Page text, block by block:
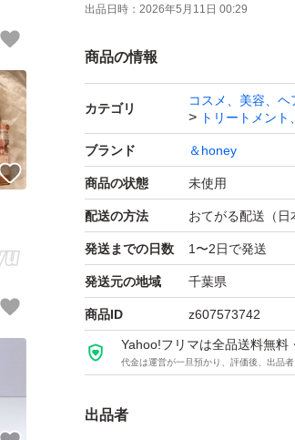
急ぎ、発送の催促はご遠慮くだ
新品未使用ですが、容器表面の
詰め替え用としてご使用いた
くださいますようお願いいたし
・梱包について
プチプチで梱包し、発送いたし
紙製の外袋（ゆうパケットポス
ございます。
・正規品に関する質問について
入をお控えください。
出品日時： 2026年5月11日 00:29
商品の情報
カテゴリ
コスメ、美容、ヘ
トリートメント
ブランド ＆honey
商品の状態 未使用
配送の方法 おてがる配送（日
発送までの日数 1〜2日で発送
発送元の地域 千葉県
商品ID z607573742
Yahoo!フリマは全品送料無料
代金は運営が一旦預かり、評価後、出品
出品者